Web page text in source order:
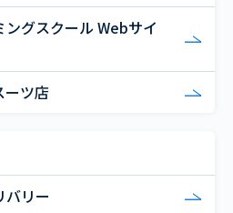
ングスクール Webサイ
ーツ店
バリー